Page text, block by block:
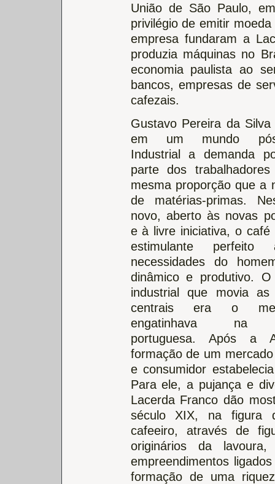
União de São Paulo,
privilégio de emitir
empresa fundaram a
produzia máquinas no
economia paulista ao
bancos, empresas de
cafezais.
Gustavo Pereira da
em um mundo pós-
Industrial a demanda
parte dos
mesma proporção que a
de matérias-primas.
novo, aberto às novas
e à livre iniciativa, o café
estimulante perfeito
necessidades do
dinâmico e produtivo. O
industrial que movia as
centrais era o
engatinhava na
portuguesa. Após a
formação de um
e consumidor
Para ele, a pujança e
Lacerda Franco dão
século XIX, na figura
cafeeiro, através de
originários da
empreendimentos
formação de uma